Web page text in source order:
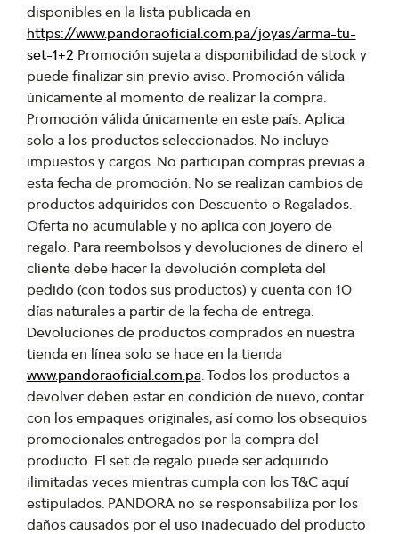
disponibles en la lista publicada en
https://www.pandoraoficial.com.pa/joyas/arma-tu-
set-1+2 Promoción sujeta a disponibilidad de stock y
puede finalizar sin previo aviso. Promoción válida
únicamente al momento de realizar la compra.
Promoción válida únicamente en este país. Aplica
solo a los productos seleccionados. No incluye
impuestos y cargos. No participan compras previas a
esta fecha de promoción. No se realizan cambios de
productos adquiridos con Descuento o Regalados.
Oferta no acumulable y no aplica con joyero de
regalo. Para reembolsos y devoluciones de dinero el
cliente debe hacer la devolución completa del
pedido (con todos sus productos) y cuenta con 10
días naturales a partir de la fecha de entrega.
Devoluciones de productos comprados en nuestra
tienda en línea solo se hace en la tienda
www.pandoraoficial.com.pa. Todos los productos a
devolver deben estar en condición de nuevo, contar
con los empaques originales, así como los obsequios
promocionales entregados por la compra del
producto. El set de regalo puede ser adquirido
ilimitadas veces mientras cumpla con los T&C aquí
estipulados. PANDORA no se responsabiliza por los
daños causados por el uso inadecuado del producto